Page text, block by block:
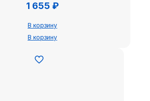
1 655 ₽
В корзину
В корзину